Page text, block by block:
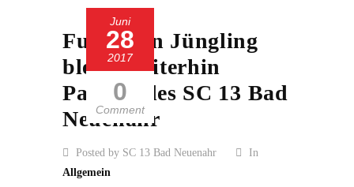
Juni
28
2017
0
Comment
Fußboden Jüngling
bleibt weiterhin
Partner des SC 13 Bad
Neuenahr
Posted by SC 13 Bad Neuenahr
In
Allgemein